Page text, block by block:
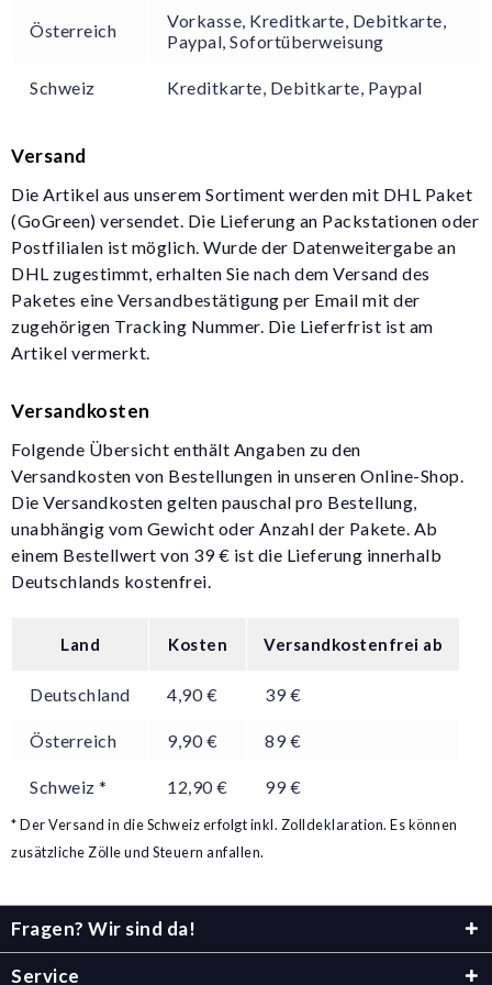
Österreich
Vorkasse, Kreditkarte, Debitkarte,
Paypal, Sofortüberweisung
Schweiz Kreditkarte, Debitkarte, Paypal
Versand
Die Artikel aus unserem Sortiment werden mit DHL Paket
(GoGreen) versendet. Die Lieferung an Packstationen oder
Postfilialen ist möglich. Wurde der Datenweitergabe an
DHL zugestimmt, erhalten Sie nach dem Versand des
Paketes eine Versandbestätigung per Email mit der
zugehörigen Tracking Nummer. Die Lieferfrist ist am
Artikel vermerkt.
Versandkosten
Folgende Übersicht enthält Angaben zu den
Versandkosten von Bestellungen in unseren Online-Shop.
Die Versandkosten gelten pauschal pro Bestellung,
unabhängig vom Gewicht oder Anzahl der Pakete. Ab
einem Bestellwert von 39 € ist die Lieferung innerhalb
Deutschlands kostenfrei.
Land Kosten Versandkostenfrei ab
Deutschland 4,90 € 39 €
Österreich 9,90 € 89 €
Schweiz * 12,90 € 99 €
* Der Versand in die Schweiz erfolgt inkl. Zolldeklaration. Es können
zusätzliche Zölle und Steuern anfallen.
Fragen? Wir sind da!
Service